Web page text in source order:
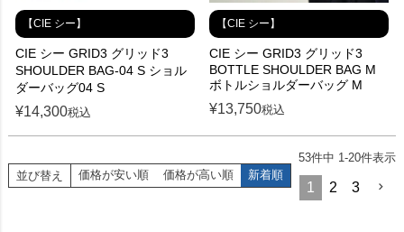
【CIE シー】
CIE シー GRID3 グリッド3
SHOULDER BAG-04 S ショル
ダーバッグ04 S
¥14,300税込
【CIE シー】
CIE シー GRID3 グリッド3
BOTTLE SHOULDER BAG M
ボトルショルダーバッグ M
¥13,750税込
並び替え 価格が安い順 価格が高い順 新着順
53件中 1-20件表示
1 2 3